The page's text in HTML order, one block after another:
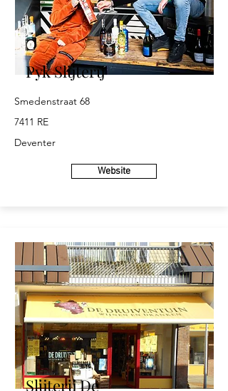
Pyk Slijterij
Smedenstraat 68
7411 RE
Deventer
Website
Slijterij De